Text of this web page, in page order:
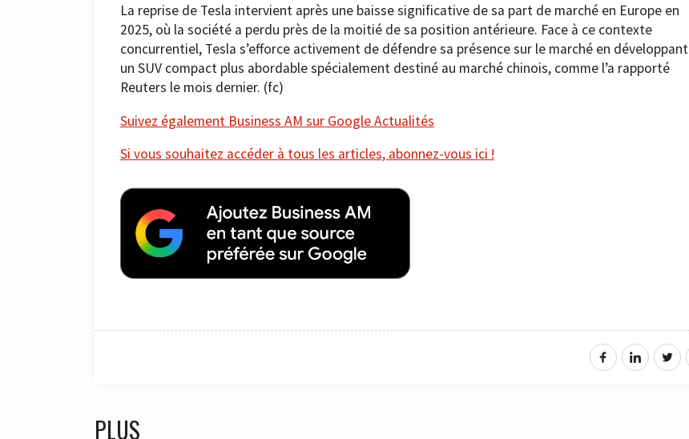
La reprise de Tesla intervient après une baisse significative de sa part de marché en Europe en
2025, où la société a perdu près de la moitié de sa position antérieure. Face à ce contexte
concurrentiel, Tesla s’efforce activement de défendre sa présence sur le marché en développant
un SUV compact plus abordable spécialement destiné au marché chinois, comme l’a rapporté
Reuters le mois dernier. (fc)
Suivez également Business AM sur Google Actualités
Si vous souhaitez accéder à tous les articles, abonnez-vous ici !
PLUS